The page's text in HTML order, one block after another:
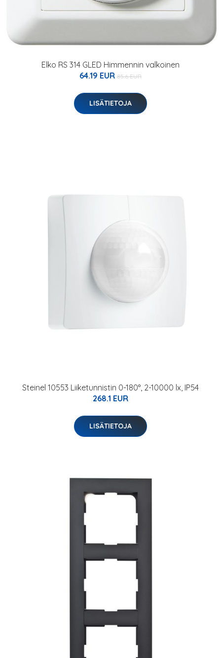
Elko RS 314 GLED Himmennin valkoinen
64.19 EUR 85.6 EUR
LISÄTIETOJA
Steinel 10553 Liiketunnistin 0-180°, 2-10000 lx, IP54
268.1 EUR
LISÄTIETOJA